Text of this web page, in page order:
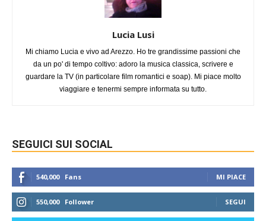
Lucia Lusi
Mi chiamo Lucia e vivo ad Arezzo. Ho tre grandissime passioni che
da un po' di tempo coltivo: adoro la musica classica, scrivere e
guardare la TV (in particolare film romantici e soap). Mi piace molto
viaggiare e tenermi sempre informata su tutto.
SEGUICI SUI SOCIAL
540,000 Fans MI PIACE
550,000 Follower SEGUI